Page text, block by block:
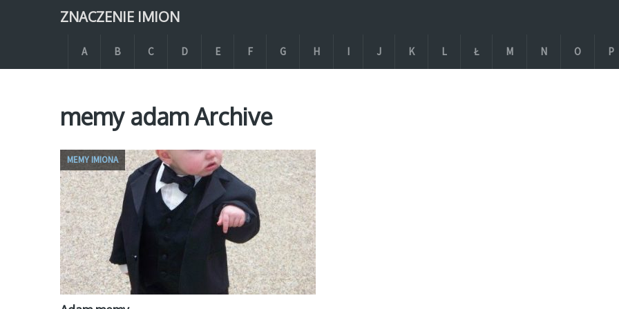
ZNACZENIE IMION
A B C D E F G H I J K L Ł M N O P
memy adam Archive
MEMY IMIONA